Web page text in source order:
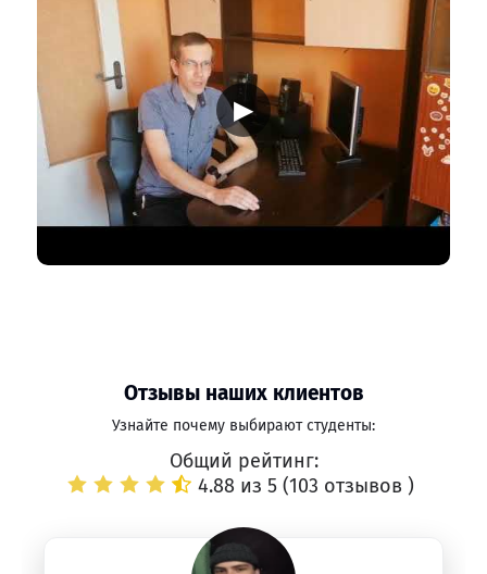
▶
Отзывы наших клиентов
Узнайте почему выбирают студенты:
Общий рейтинг:
4.88 из 5 (103 отзывов )